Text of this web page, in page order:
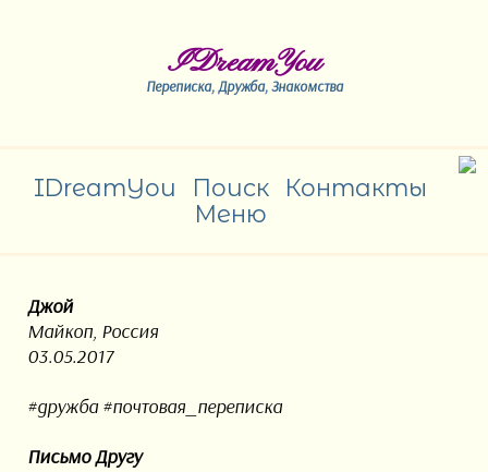
IDreamYou
Переписка, Дружба, Знакомства
IDreamYou Поиск
Контакты
Меню
Джой
Майкоп, Россия
03.05.2017
#дружба #почтовая_переписка
Письмо Другу